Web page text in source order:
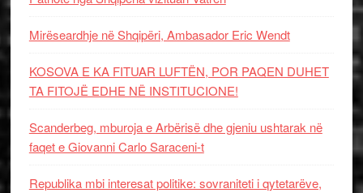
Mirëseardhje në Shqipëri, Ambasador Eric Wendt
KOSOVA E KA FITUAR LUFTËN, POR PAQEN DUHET
TA FITOJË EDHE NË INSTITUCIONE!
Scanderbeg, mburoja e Arbërisë dhe gjeniu ushtarak në
faqet e Giovanni Carlo Saraceni-t
Republika mbi interesat politike: sovraniteti i qytetarëve,